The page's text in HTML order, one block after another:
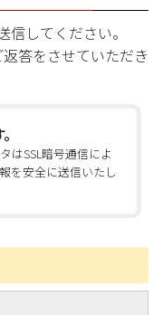
してください。
答をさせていただき
はSSL暗号通信によ
を安全に送信いたし